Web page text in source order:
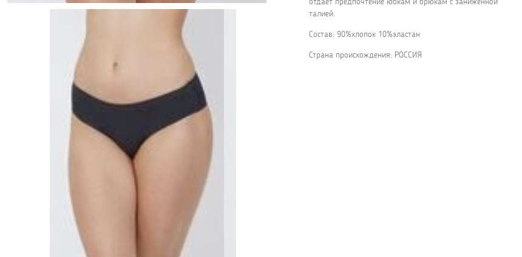
талией.
Состав: 90%хлопок 10%эластан
Страна происхождения: РОССИЯ